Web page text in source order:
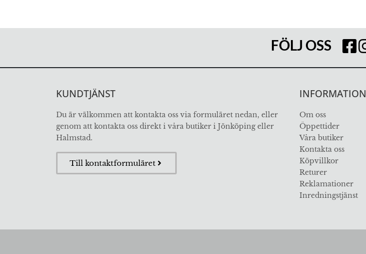
FÖLJ OSS
KUNDTJÄNST
Du är välkommen att kontakta oss via formuläret nedan, eller
genom att kontakta oss direkt i våra butiker i Jönköping eller
Halmstad.
Till kontaktformuläret
INFORMATION
Om oss
Öppettider
Våra butiker
Kontakta oss
Köpvillkor
Returer
Reklamationer
Inredningstjänst